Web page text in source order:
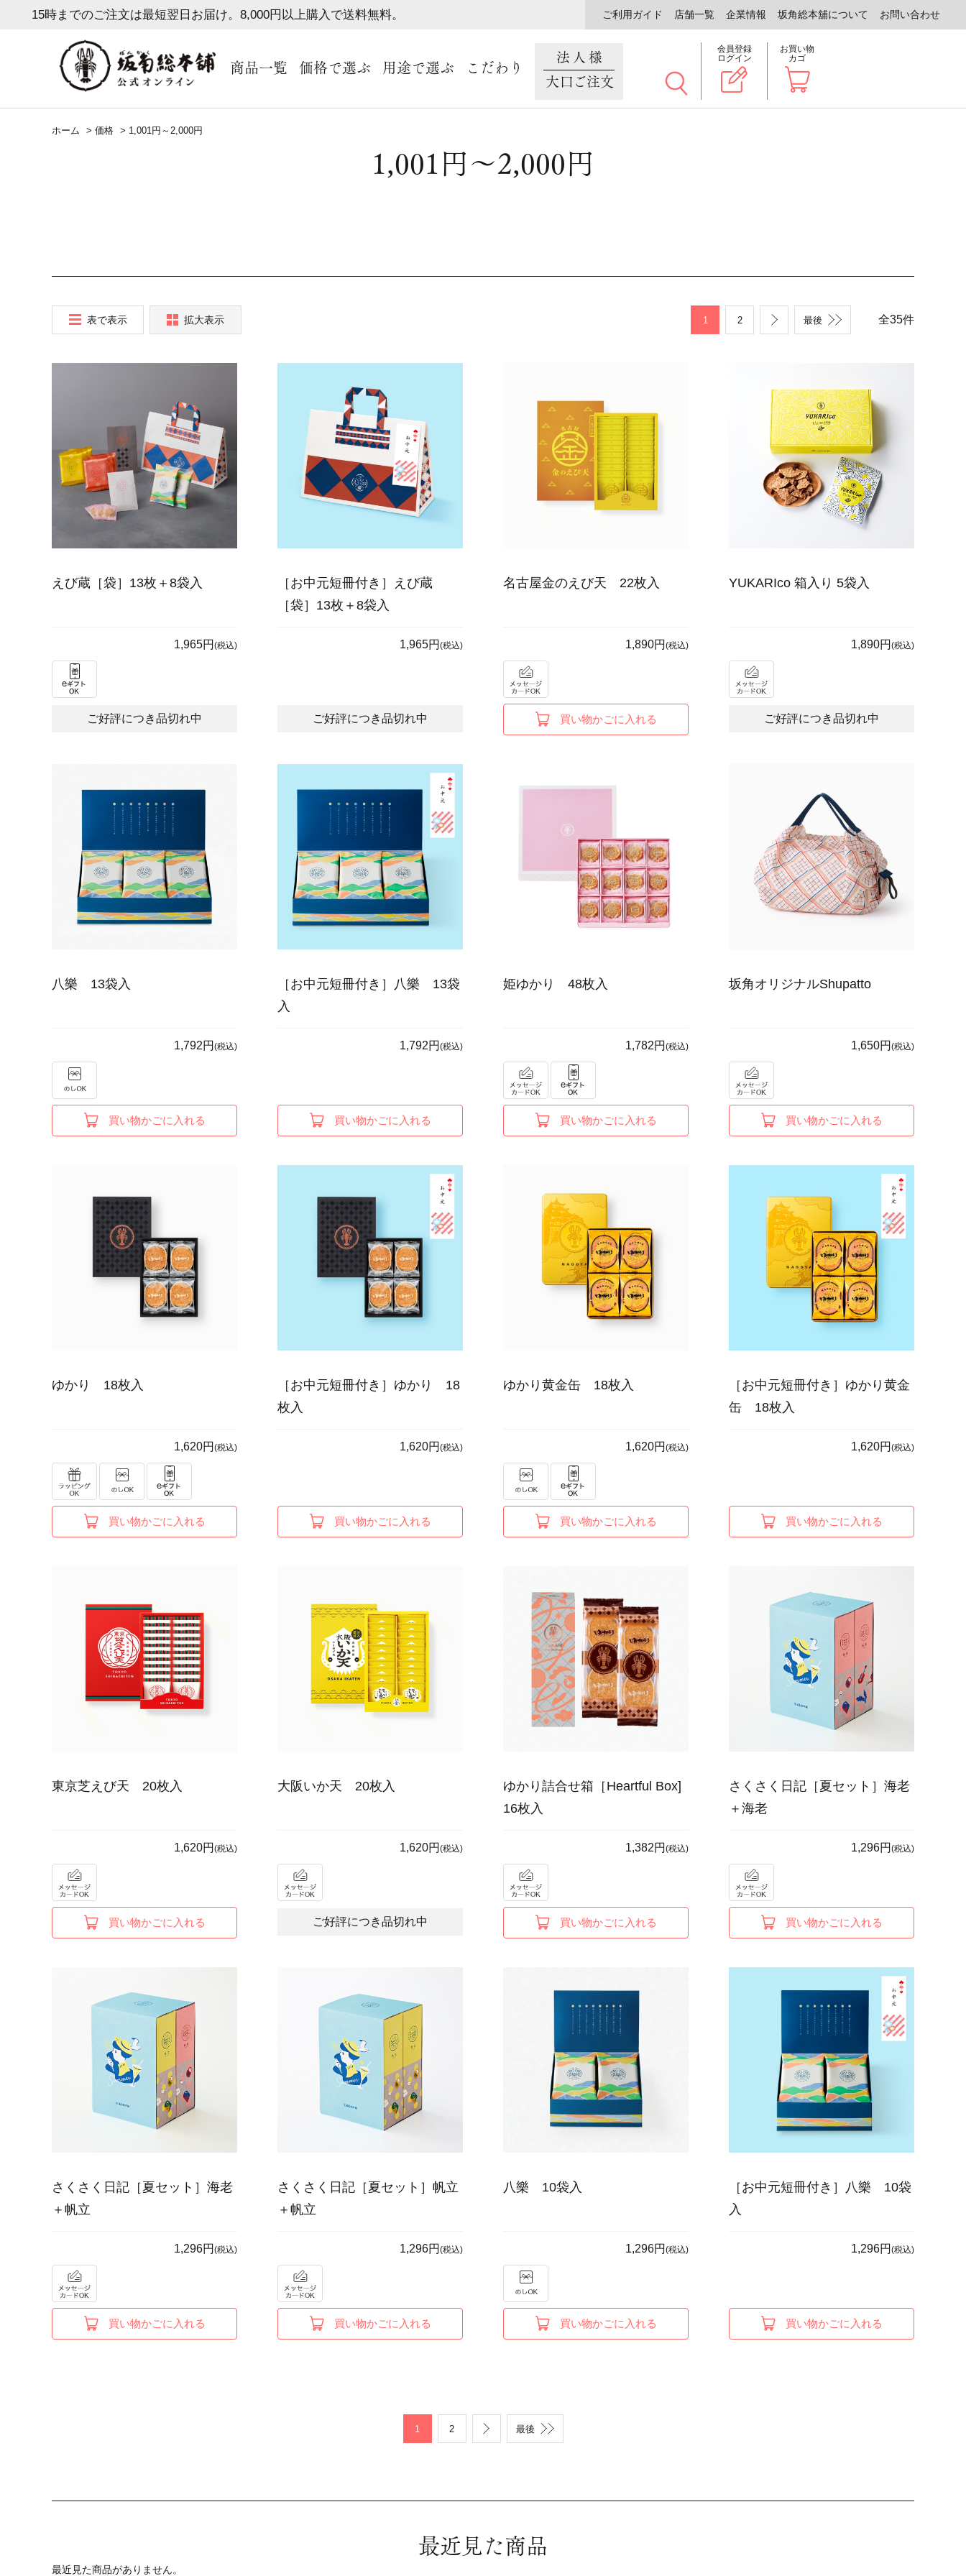
15時までのご注文は最短翌日お届け。8,000円以上購入で送料無料。 ご利用ガイド 店舗一覧 企業情報 坂角総本舖について お問い合わせ
商品一覧 価格で選ぶ 用途で選ぶ こだわり
法人様
大口ご注文
会員登録
ログイン
お買い物
カゴ
ホーム > 価格 > 1,001円～2,000円
1,001円～2,000円
拡大表示
表で表示 1 2 最後 全35件
えび蔵［袋］13枚＋8袋入
1,965円 (税込)
ご好評につき品切れ中
［お中元短冊付き］えび蔵
［袋］13枚＋8袋入
1,965円 (税込)
ご好評につき品切れ中
名古屋金のえび天 22枚入
1,890円 (税込)
買い物かごに入れる
YUKARIco 箱入り 5袋入
1,890円 (税込)
ご好評につき品切れ中
八樂 13袋入
1,792円 (税込)
買い物かごに入れる
［お中元短冊付き］八樂 13袋
入
1,792円 (税込)
買い物かごに入れる
姫ゆかり 48枚入
1,782円 (税込)
買い物かごに入れる
坂角オリジナルShupatto
1,650円 (税込)
買い物かごに入れる
ゆかり 18枚入
1,620円 (税込)
買い物かごに入れる
［お中元短冊付き］ゆかり 18
枚入
1,620円 (税込)
買い物かごに入れる
ゆかり黄金缶 18枚入
1,620円 (税込)
買い物かごに入れる
［お中元短冊付き］ゆかり黄金
缶 18枚入
1,620円 (税込)
買い物かごに入れる
東京芝えび天 20枚入
1,620円 (税込)
買い物かごに入れる
大阪いか天 20枚入
1,620円 (税込)
ご好評につき品切れ中
ゆかり詰合せ箱［Heartful Box]
16枚入
1,382円 (税込)
買い物かごに入れる
さくさく日記［夏セット］海老
＋海老
1,296円 (税込)
買い物かごに入れる
さくさく日記［夏セット］海老
＋帆立
1,296円 (税込)
買い物かごに入れる
さくさく日記［夏セット］帆立
＋帆立
1,296円 (税込)
買い物かごに入れる
八樂 10袋入
1,296円 (税込)
買い物かごに入れる
［お中元短冊付き］八樂 10袋
入
1,296円 (税込)
買い物かごに入れる
1 2 最後
最近見た商品
最近見た商品がありません。